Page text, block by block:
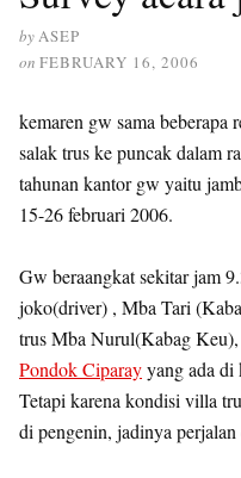
byASEP
on FEBRUARY 16, 2006
kemaren gw sama beberapa
salak trus ke puncak dalam
tahunan kantor gw yaitu
15-26 februari 2006.
Gw beraangkat sekitar jam
joko(driver) , Mba Tari
trus Mba Nurul(Kabag
Pondok Ciparayyang ada di
Tetapi karena kondisi villa
di pengenin, jadinya